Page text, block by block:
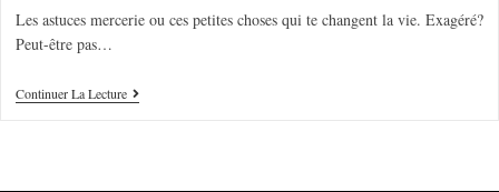
Les astuces mercerie ou ces petites choses qui te changent la vie. Exagéré?
Peut-être pas…
Continuer La Lecture